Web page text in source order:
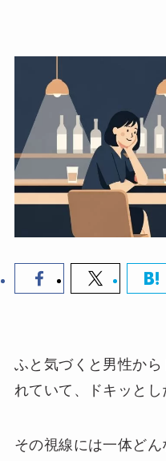
ふと気づくと男性か
れていて、ドキッと
その視線には一体ど